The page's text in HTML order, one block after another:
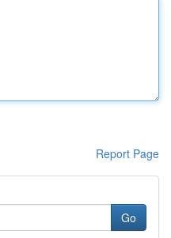
Report Page
Go